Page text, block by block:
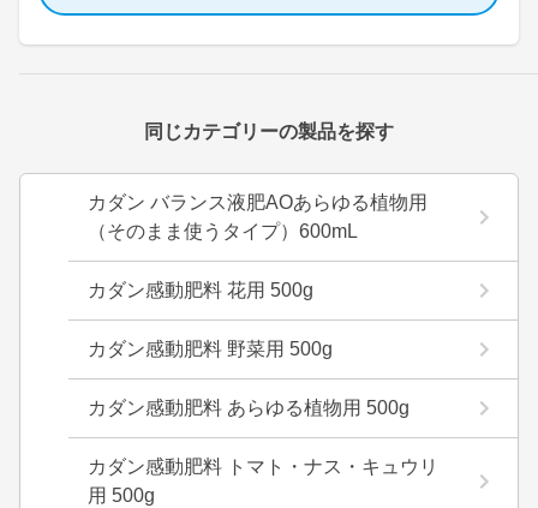
同じカテゴリーの製品を探す
カダン バランス液肥AOあらゆる植物用
（そのまま使うタイプ）600mL
カダン感動肥料 花用 500g
カダン感動肥料 野菜用 500g
カダン感動肥料 あらゆる植物用 500g
カダン感動肥料 トマト・ナス・キュウリ
用 500g